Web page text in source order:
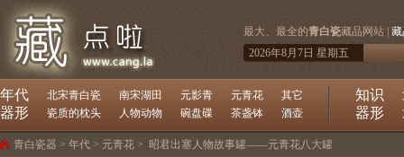
最大、最全的青白瓷藏品网站 |
2026年8月7日 星期五
年代 北宋青白瓷 南宋湖田 元影青 元青花 其它
器形 瓷质的枕头 人物动物 碗盘碟 茶盏钵 酒壶
知识
器形
青白瓷器 > 年代 > 元青花 > 昭君出塞人物故事罐——元青花八大罐